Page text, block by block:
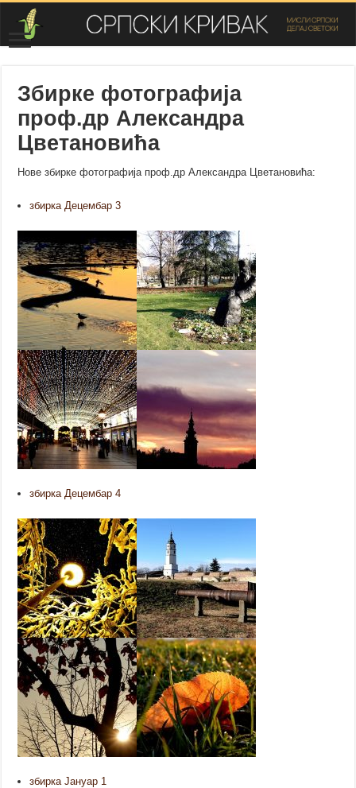
Збирке фотографија
проф.др Александра
Цветановића
Нове збирке фотографија проф.др Александра Цветановића:
збирка Децембар 3
збирка Децембар 4
збирка Јануар 1